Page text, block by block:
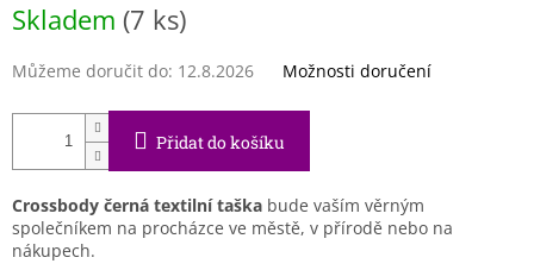
cena:
Skladem (7 ks)
Můžeme doručit do: 12.8.2026 Možnosti doručení
Přidat do košíku
Crossbody černá textilní taška bude vaším věrným
společníkem na procházce ve městě, v přírodě nebo na
nákupech.